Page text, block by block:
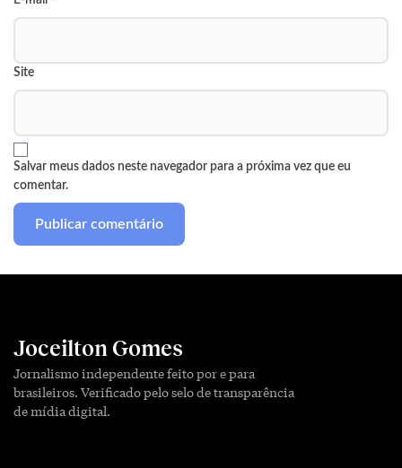
Site
Salvar meus dados neste navegador para a próxima vez que eu
comentar.
Joceilton Gomes
Jornalismo independente feito por e para
brasileiros. Verificado pelo selo de transparência
de mídia digital.